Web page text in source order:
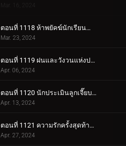
Mar. 16, 2024
ตอนที่ 1118 ห้าพยัคฆ์นักเรียนตำรวจ Wild Police Story CASE.โมโรฟุชิ ฮิโรมิทสึ
Mar. 23, 2024
ตอนที่ 1119 ฝนและวังวนแห่งประสงค์ร้าย
Apr. 06, 2024
ตอนที่ 1120 นักประเมินลูกเจี๊ยบที่ถูกหมายหัว
Apr. 13, 2024
ตอนที่ 1121 ความรักครั้งสุดท้ายของคุณนายช่างฝัน
Apr. 27, 2024